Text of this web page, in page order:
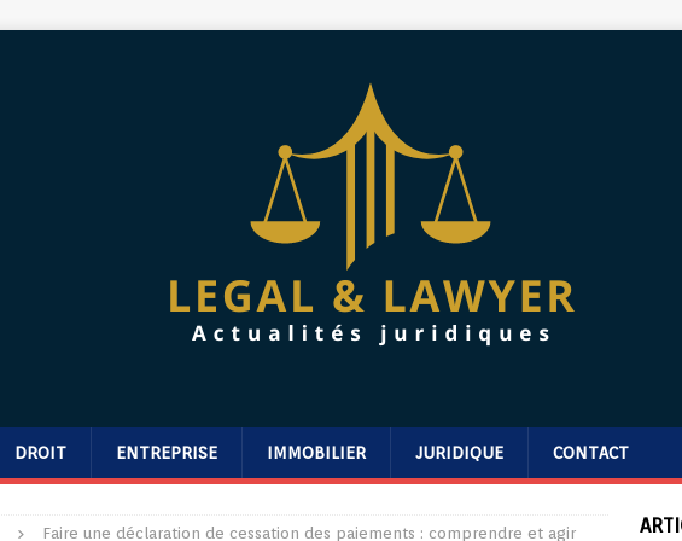
DROIT ENTREPRISE IMMOBILIER JURIDIQUE CONTACT
Faire une déclaration de cessation des paiements : comprendre et agir